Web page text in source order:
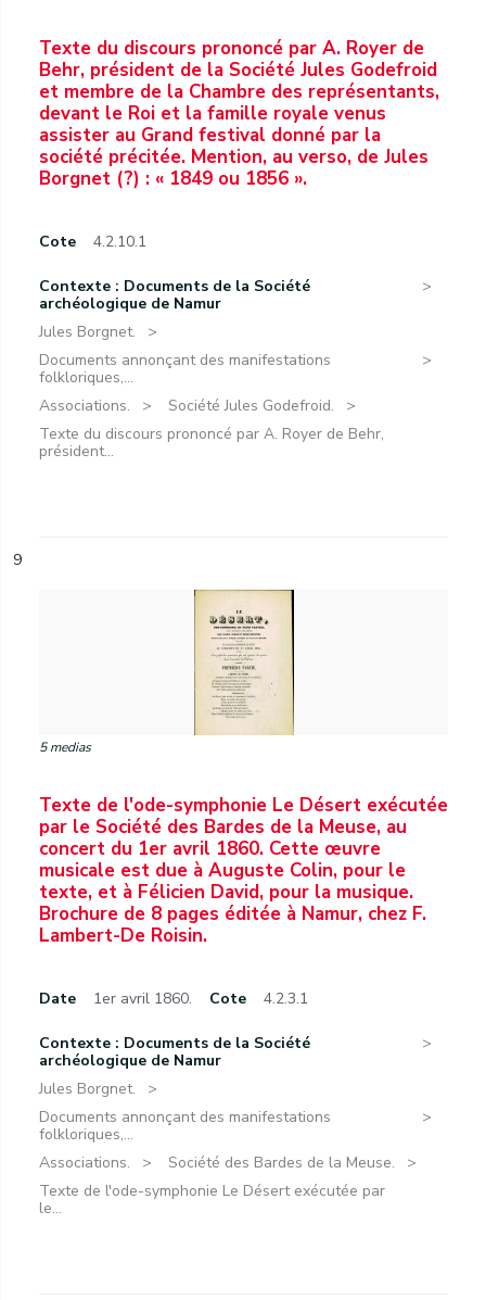
Texte du discours prononcé par A. Royer de
Behr, président de la Société Jules Godefroid
et membre de la Chambre des représentants,
devant le Roi et la famille royale venus
assister au Grand festival donné par la
société précitée. Mention, au verso, de Jules
Borgnet (?) : « 1849 ou 1856 ».
Cote 4.2.10.1
Contexte : Documents de la Société
archéologique de Namur
Jules Borgnet.
Documents annonçant des manifestations
folkloriques,...
Associations.
Société Jules Godefroid.
Texte du discours prononcé par A. Royer de Behr,
président...
9
5 medias
Texte de l'ode-symphonie Le Désert exécutée
par le Société des Bardes de la Meuse, au
concert du 1er avril 1860. Cette œuvre
musicale est due à Auguste Colin, pour le
texte, et à Félicien David, pour la musique.
Brochure de 8 pages éditée à Namur, chez F.
Lambert-De Roisin.
Date 1er avril 1860. Cote 4.2.3.1
Contexte : Documents de la Société
archéologique de Namur
Jules Borgnet.
Documents annonçant des manifestations
folkloriques,...
Associations.
Société des Bardes de la Meuse.
Texte de l'ode-symphonie Le Désert exécutée par
le...